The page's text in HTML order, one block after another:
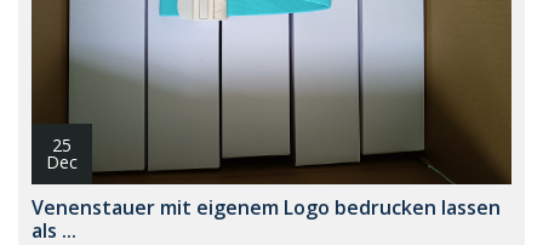
25
Dec
Venenstauer mit eigenem Logo bedrucken lassen
als ...